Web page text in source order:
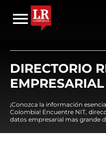
DIRECTORIO
EMPRESARIAL
¡Conozca la información
Colombia! Encuentre NIT,
datos empresarial mas grande